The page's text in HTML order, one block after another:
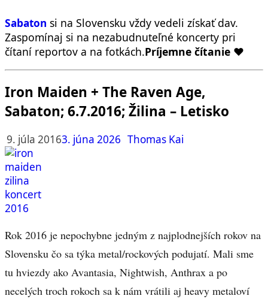
Sabaton si na Slovensku vždy vedeli získať dav.
Zaspomínaj si na nezabudnuteľné koncerty pri
čítaní reportov a na fotkách.Príjemne čítanie ❤️
Iron Maiden + The Raven Age,
Sabaton; 6.7.2016; Žilina – Letisko
9. júla 20163. júna 2026 Thomas Kai
Rok 2016 je nepochybne jedným z najplodnejších rokov na
Slovensku čo sa týka metal/rockových podujatí. Mali sme
tu hviezdy ako Avantasia, Nightwish, Anthrax a po
necelých troch rokoch sa k nám vrátili aj heavy metaloví